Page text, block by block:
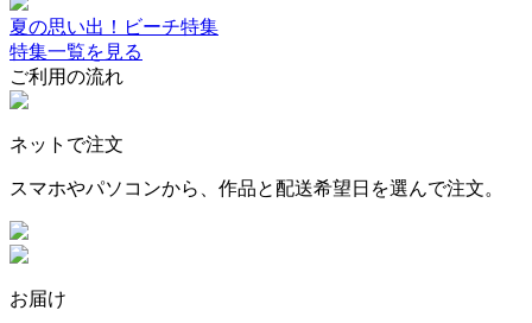
夏の思い出！ビーチ特集
特集一覧を見る
ご利用の流れ
ネットで注文
スマホやパソコンから、作品と配送希望日を選んで注文。
お届け